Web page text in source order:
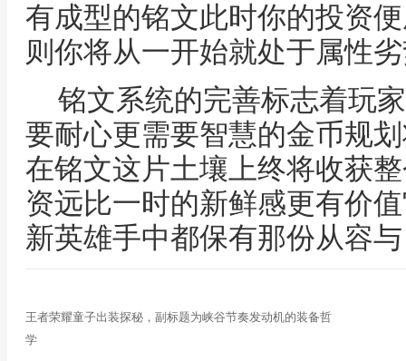
有成型的铭文此时你的投资
则你将从一开始就处于属性
铭文系统的完善标志着玩
要耐心更需要智慧的金币规
在铭文这片土壤上终将收获
资远比一时的新鲜感更有价
新英雄手中都保有那份从容
王者荣耀童子出装探秘，副标题为峡谷节奏发动机的装备哲
学